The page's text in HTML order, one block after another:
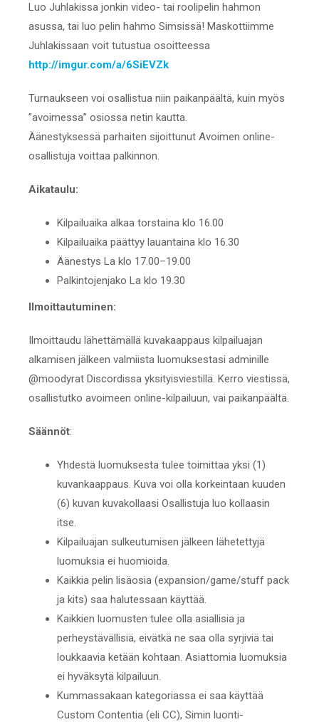
Luo Juhlakissa jonkin video- tai roolipelin hahmon
asussa, tai luo pelin hahmo Simsissä! Maskottiimme
Juhlakissaan voit tutustua osoitteessa
http://imgur.com/a/6SiEVZk
Turnaukseen voi osallistua niin paikanpäältä, kuin myös
”avoimessa” osiossa netin kautta.
Äänestyksessä parhaiten sijoittunut Avoimen online-
osallistuja voittaa palkinnon.
Aikataulu:
Kilpailuaika alkaa torstaina klo 16.00
Kilpailuaika päättyy lauantaina klo 16.30
Äänestys La klo 17.00–19.00
Palkintojenjako La klo 19.30
Ilmoittautuminen:
Ilmoittaudu lähettämällä kuvakaappaus kilpailuajan
alkamisen jälkeen valmiista luomuksestasi adminille
@moodyrat Discordissa yksityisviestillä. Kerro viestissä,
osallistutko avoimeen online-kilpailuun, vai paikanpäältä.
Säännöt:
Yhdestä luomuksesta tulee toimittaa yksi (1)
kuvankaappaus. Kuva voi olla korkeintaan kuuden
(6) kuvan kuvakollaasi Osallistuja luo kollaasin
itse.
Kilpailuajan sulkeutumisen jälkeen lähetettyjä
luomuksia ei huomioida.
Kaikkia pelin lisäosia (expansion/game/stuff pack
ja kits) saa halutessaan käyttää.
Kaikkien luomusten tulee olla asiallisia ja
perheystävällisiä, eivätkä ne saa olla syrjiviä tai
loukkaavia ketään kohtaan. Asiattomia luomuksia
ei hyväksytä kilpailuun.
Kummassakaan kategoriassa ei saa käyttää
Custom Contentia (eli CC), Simin luonti-